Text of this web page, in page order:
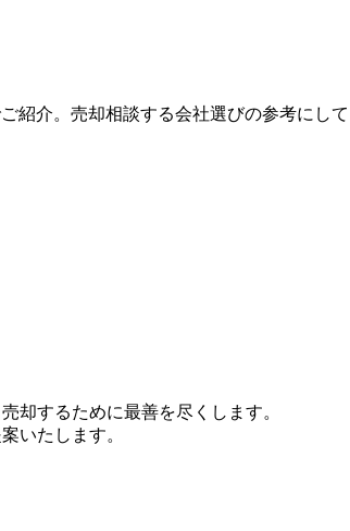
介。売却相談する会社選びの参考にして
却するために最善を尽くします。
いたします。